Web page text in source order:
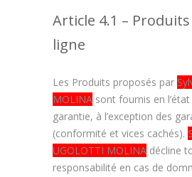
Article 4.1 –
ligne
Les Produits proposés par
MOLINA sont fournis en
garantie, à l’exception des
(conformité et vices cachés).
UGOLOTTI MOLINA décline
responsabilité en cas de